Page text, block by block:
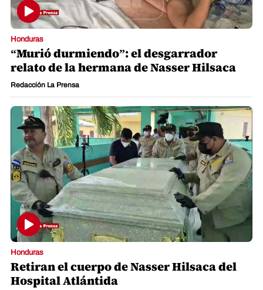
Honduras
“Murió durmiendo”: el desgarrador
relato de la hermana de Nasser Hilsaca
Redacción La Prensa
Honduras
Retiran el cuerpo de Nasser Hilsaca del
Hospital Atlántida